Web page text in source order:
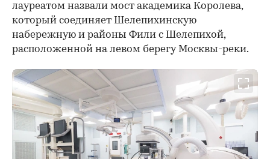
лауреатом назвали мост академика Королева,
который соединяет Шелепихинскую
набережную и районы Фили с Шелепихой,
расположенной на левом берегу Москвы-реки.